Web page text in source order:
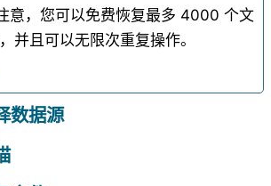
意，您可以免费恢复最多 4000 个文
并且可以无限次重复操作。
数据源